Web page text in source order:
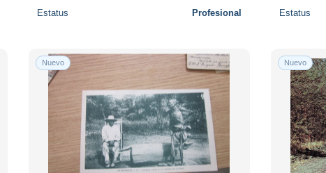
Estatus Profesional Estatus
Nuevo Nuevo